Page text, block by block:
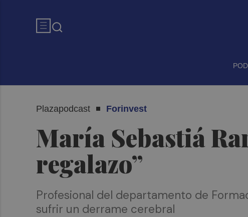
Plazapodcast Forinvest
María Sebastiá
regalazo”
Profesional del departamento de
sufrir un derrame cerebral